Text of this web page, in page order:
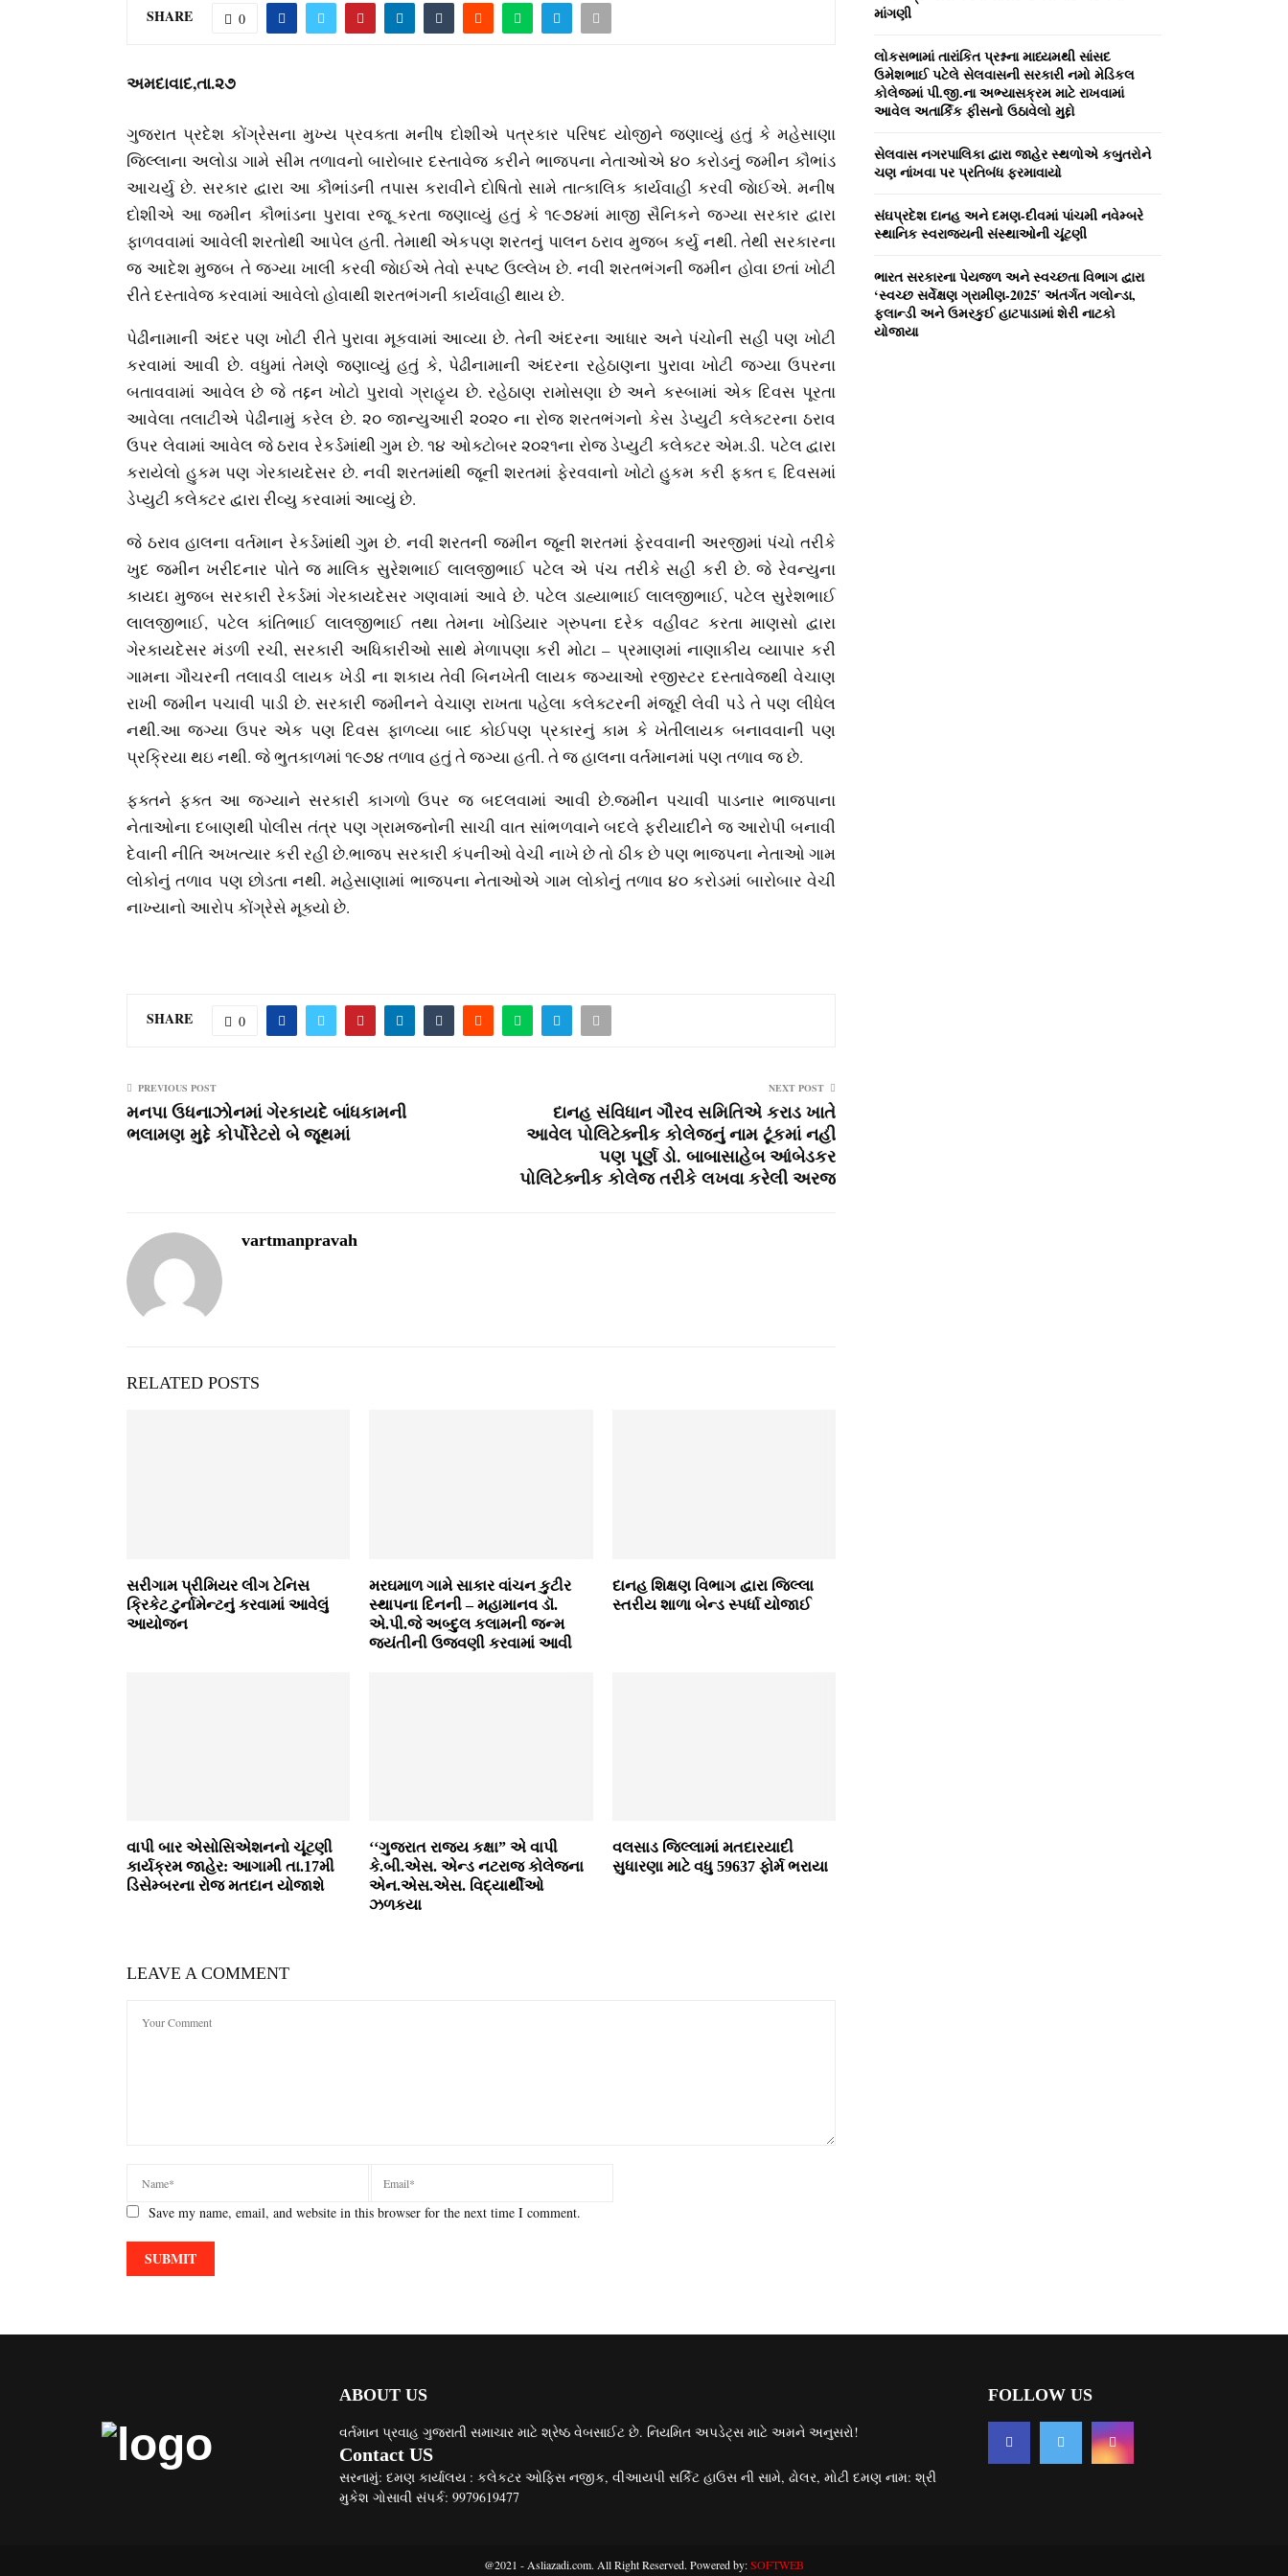
SHARE 0
અમદાવાદ,તા.૨૭
ગુજરાત પ્રદેશ કોંગ્રેસના મુખ્ય પ્રવક્તા મનીષ દોશીએ પત્રકાર પરિષદ યોજીને જણાવ્યું હતું કે મહેસાણા
જિલ્લાના અલોડા ગામે સીમ તળાવનો બારોબાર દસ્તાવેજ કરીને ભાજપના નેતાઓએ ૪૦ કરોડનું જમીન કૌભાંડ
આચર્યુ છે. સરકાર દ્વારા આ કૌભાંડની તપાસ કરાવીને દોષિતો સામે તાત્કાલિક કાર્યવાહી કરવી જાેઈએ. મનીષ
દોશીએ આ જમીન કૌભાંડના પુરાવા રજૂ કરતા જણાવ્યું હતું કે ૧૯૭૪માં માજી સૈનિકને જગ્યા સરકાર દ્વારા
ફાળવવામાં આવેલી શરતોથી આપેલ હતી. તેમાથી એકપણ શરતનું પાલન ઠરાવ મુજબ કર્યુ નથી. તેથી સરકારના
જ આદેશ મુજબ તે જગ્યા ખાલી કરવી જાેઈએ તેવો સ્પષ્ટ ઉલ્લેખ છે. નવી શરતભંગની જમીન હોવા છતાં ખોટી
રીતે દસ્તાવેજ કરવામાં આવેલો હોવાથી શરતભંગની કાર્યવાહી થાય છે.
પેઢીનામાની અંદર પણ ખોટી રીતે પુરાવા મૂકવામાં આવ્યા છે. તેની અંદરના આધાર અને પંચોની સહી પણ ખોટી
કરવામાં આવી છે. વધુમાં તેમણે જણાવ્યું હતું કે, પેઢીનામાની અંદરના રહેઠાણના પુરાવા ખોટી જગ્યા ઉપરના
બતાવવામાં આવેલ છે જે તદ્દન ખોટો પુરાવો ગ્રાહૃય છે. રહેઠાણ રામોસણા છે અને કસ્બામાં એક દિવસ પૂરતા
આવેલા તલાટીએ પેઢીનામું કરેલ છે. ૨૦ જાન્યુઆરી ૨૦૨૦ ના રોજ શરતભંગનો કેસ ડેપ્યુટી કલેક્ટરના ઠરાવ
ઉપર લેવામાં આવેલ જે ઠરાવ રેકર્ડમાંથી ગુમ છે. ૧૪ ઓક્ટોબર ૨૦૨૧ના રોજ ડેપ્યુટી કલેક્ટર એમ.ડી. પટેલ દ્વારા
કરાયેલો હુકમ પણ ગેરકાયદેસર છે. નવી શરતમાંથી જૂની શરતમાં ફેરવવાનો ખોટો હુકમ કરી ફક્ત ૬ દિવસમાં
ડેપ્યુટી કલેક્ટર દ્વારા રીવ્યુ કરવામાં આવ્યું છે.
જે ઠરાવ હાલના વર્તમાન રેકર્ડમાંથી ગુમ છે. નવી શરતની જમીન જૂની શરતમાં ફેરવવાની અરજીમાં પંચો તરીકે
ખુદ જમીન ખરીદનાર પોતે જ માલિક સુરેશભાઈ લાલજીભાઈ પટેલ એ પંચ તરીકે સહી કરી છે. જે રેવન્યુના
કાયદા મુજબ સરકારી રેકર્ડમાં ગેરકાયદેસર ગણવામાં આવે છે. પટેલ ડાહ્યાભાઈ લાલજીભાઈ, પટેલ સુરેશભાઈ
લાલજીભાઈ, પટેલ કાંતિભાઈ લાલજીભાઈ તથા તેમના ખોડિયાર ગ્રુપના દરેક વહીવટ કરતા માણસો દ્વારા
ગેરકાયદેસર મંડળી રચી, સરકારી અધિકારીઓ સાથે મેળાપણા કરી મોટા – પ્રમાણમાં નાણાકીય વ્યાપાર કરી
ગામના ગૌચરની તલાવડી લાયક ખેડી ના શકાય તેવી બિનખેતી લાયક જગ્યાઓ રજીસ્ટર દસ્તાવેજથી વેચાણ
રાખી જમીન પચાવી પાડી છે. સરકારી જમીનને વેચાણ રાખતા પહેલા કલેક્ટરની મંજૂરી લેવી પડે તે પણ લીધેલ
નથી.આ જગ્યા ઉપર એક પણ દિવસ ફાળવ્યા બાદ કોઈપણ પ્રકારનું કામ કે ખેતીલાયક બનાવવાની પણ
પ્રક્રિયા થઇ નથી. જે ભુતકાળમાં ૧૯૭૪ તળાવ હતું તે જગ્યા હતી. તે જ હાલના વર્તમાનમાં પણ તળાવ જ છે.
ફક્તને ફક્ત આ જગ્યાને સરકારી કાગળો ઉપર જ બદલવામાં આવી છે.જમીન પચાવી પાડનાર ભાજપાના
નેતાઓના દબાણથી પોલીસ તંત્ર પણ ગ્રામજનોની સાચી વાત સાંભળવાને બદલે ફરીયાદીને જ આરોપી બનાવી
દેવાની નીતિ અખત્યાર કરી રહી છે.ભાજપ સરકારી કંપનીઓ વેચી નાખે છે તો ઠીક છે પણ ભાજપના નેતાઓ ગામ
લોકોનું તળાવ પણ છોડતા નથી. મહેસાણામાં ભાજપના નેતાઓએ ગામ લોકોનું તળાવ ૪૦ કરોડમાં બારોબાર વેચી
નાખ્યાનો આરોપ કોંગ્રેસે મૂક્યો છે.
SHARE 0
PREVIOUS POST
મનપા ઉધનાઝોનમાં ગેરકાયદે બાંધકામની
ભલામણ મુદ્દે કોર્પોરેટરો બે જૂથમાં
NEXT POST
દાનહ સંવિધાન ગૌરવ સમિતિએ કરાડ ખાતે
આવેલ પોલિટેક્‍નીક કોલેજનું નામ ટૂંકમાં નહી
પણ પૂર્ણ ડો. બાબાસાહેબ આંબેડકર
પોલિટેક્‍નીક કોલેજ તરીકે લખવા કરેલી અરજ
vartmanpravah
RELATED POSTS
સરીગામ પ્રીમિયર લીગ ટેનિસ
ક્રિકેટ ટુર્નામેન્‍ટનું કરવામાં આવેલું
આયોજન
મરઘમાળ ગામે સાકાર વાંચન કુટીર
સ્‍થાપના દિનની – મહામાનવ ડૉ.
એ.પી.જે અબ્‍દુલ કલામની જન્‍મ
જયંતીની ઉજવણી કરવામાં આવી
દાનહ શિક્ષણ વિભાગ દ્વારા જિલ્લા
સ્‍તરીય શાળા બેન્‍ડ સ્‍પર્ધા યોજાઈ
વાપી બાર એસોસિએશનનો ચૂંટણી
કાર્યક્રમ જાહેર: આગામી તા.17મી
ડિસેમ્‍બરના રોજ મતદાન યોજાશે
‘‘ગુજરાત રાજ્‍ય કક્ષા” એ વાપી
કે.બી.એસ. એન્‍ડ નટરાજ કોલેજના
એન.એસ.એસ. વિદ્યાર્થીઓ
ઝળકયા
વલસાડ જિલ્લામાં મતદારયાદી
સુધારણા માટે વધુ 59637 ફોર્મ ભરાયા
LEAVE A COMMENT
Save my name, email, and website in this browser for the next time I comment.
માંગણી
લોકસભામાં તારાંકિત પ્રશ્નના માધ્‍યમથી સાંસદ
ઉમેશભાઈ પટેલે સેલવાસની સરકારી નમો મેડિકલ
કોલેજમાં પી.જી.ના અભ્‍યાસક્રમ માટે રાખવામાં
આવેલ અતાર્કિક ફીસનો ઉઠાવેલો મુદ્દો
સેલવાસ નગરપાલિકા દ્વારા જાહેર સ્‍થળોએ કબુતરોને
ચણ નાંખવા પર પ્રતિબંધ ફરમાવાયો
સંઘપ્રદેશ દાનહ અને દમણ-દીવમાં પાંચમી નવેમ્‍બરે
સ્‍થાનિક સ્‍વરાજ્‍યની સંસ્‍થાઓની ચૂંટણી
ભારત સરકારના પેયજળ અને સ્‍વચ્‍છતા વિભાગ દ્વારા
‘સ્‍વચ્‍છ સર્વેક્ષણ ગ્રામીણ-2025′ અંતર્ગત ગલોન્‍ડા,
ફલાન્‍ડી અને ઉમરકુઈ હાટપાડામાં શેરી નાટકો
યોજાયા
ABOUT US
વર્તમાન પ્રવાહ ગુજરાતી સમાચાર માટે શ્રેષ્ઠ વેબસાઈટ છે. નિયમિત અપડેટ્સ માટે અમને અનુસરો!
Contact US
સરનામું: દમણ કાર્યાલય : કલેકટર ઓફિસ નજીક, વીઆયપી સર્કિટ હાઉસ ની સામે, ઢોલર, મોટી દમણ નામ: શ્રી
મુકેશ ગોસાવી સંપર્ક: 9979619477
FOLLOW US
@2021 - Asliazadi.com. All Right Reserved. Powered by:SOFTWEB